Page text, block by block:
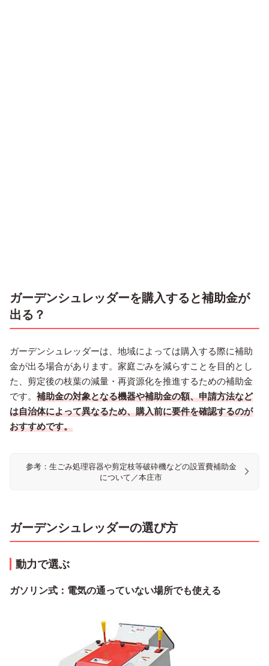
ガーデンシュレッダーを購入すると補助金が
出る？
ガーデンシュレッダーは、地域によっては購入する際に補助
金が出る場合があります。家庭ごみを減らすことを目的とし
た、剪定後の枝葉の減量・再資源化を推進するための補助金
です。 補助金の対象となる機器や補助金の額、申請方法など
は自治体によって異なるため、購入前に要件を確認するのが
おすすめです。
参考：生ごみ処理容器や剪定枝等破砕機などの設置費補助金
について／本庄市
ガーデンシュレッダーの選び方
動力で選ぶ
ガソリン式：電気の通っていない場所でも使える